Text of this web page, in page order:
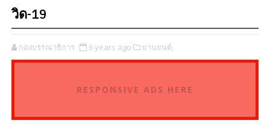
วิด-19
กองบรรณาธิการ 6 years ago ยานยนต์,
RESPONSIVE ADS HERE